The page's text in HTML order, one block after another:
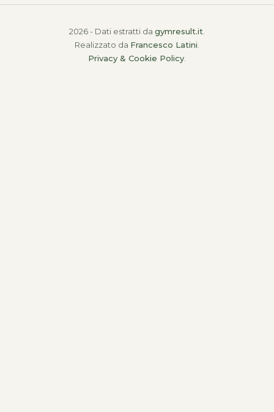
2026 - Dati estratti da gymresult.it.
Realizzato da Francesco Latini.
Privacy & Cookie Policy.